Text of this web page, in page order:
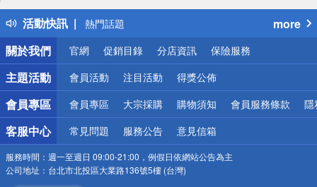
活動快訊
得獎公告
熱門話題
銀行優惠
偏遠地區配送
詐騙網頁！請小心！
more
關於我們
官網 促銷目錄 分店資訊 保險服務
主題活動 會員活動 注目活動 得獎公佈
會員專區 會員專區 大宗採購 購物須知 會員服務條款 隱
客服中心 常見問題 服務公告 意見信箱
服務時間： 週一至週日 09:00-21:00，例假日依網站公告為主
公司地址： 台北市北投區大業路136號5樓 (台灣)